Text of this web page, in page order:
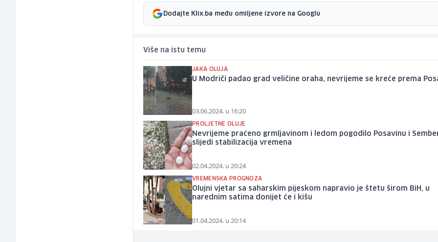
Dodajte Klix.ba među omiljene izvore na Googlu
Više na istu temu
JAKA OLUJA
U Modriči padao grad veličine oraha, nevrijeme se kreće prema
03.06.2024. u 16:20
PROLJETNE OLUJE
Nevrijeme praćeno grmljavinom i ledom pogodilo Posavinu i
slijedi stabilizacija vremena
02.04.2024. u 20:24
VREMENSKA PROGNOZA
Olujni vjetar sa saharskim pijeskom napravio je štetu širom BiH, u
narednim satima donijet će i kišu
01.04.2024. u 20:14